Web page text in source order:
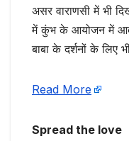
असर वाराणसी में भी
में कुंभ के आयोजन में आते
बाबा के दर्शनों के लिए
Read More
Spread the love